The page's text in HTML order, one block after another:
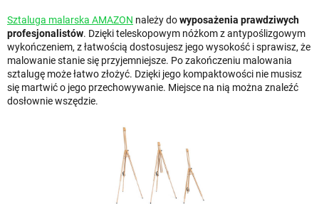
Sztaluga malarska AMAZON należy dowyposażenia prawdziwych
profesjonalistów. Dzięki teleskopowym nóżkom z antypoślizgowym
wykończeniem, z łatwością dostosujesz jego wysokość i sprawisz, że
malowanie stanie się przyjemniejsze. Po zakończeniu malowania
sztalugę może łatwo złożyć. Dzięki jego kompaktowości nie musisz
się martwić o jego przechowywanie. Miejsce na nią można znaleźć
dosłownie wszędzie.